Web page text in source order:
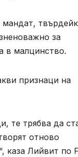
за
в малцинство.
признаци на
те трябва да
отново
каза Лийвит по